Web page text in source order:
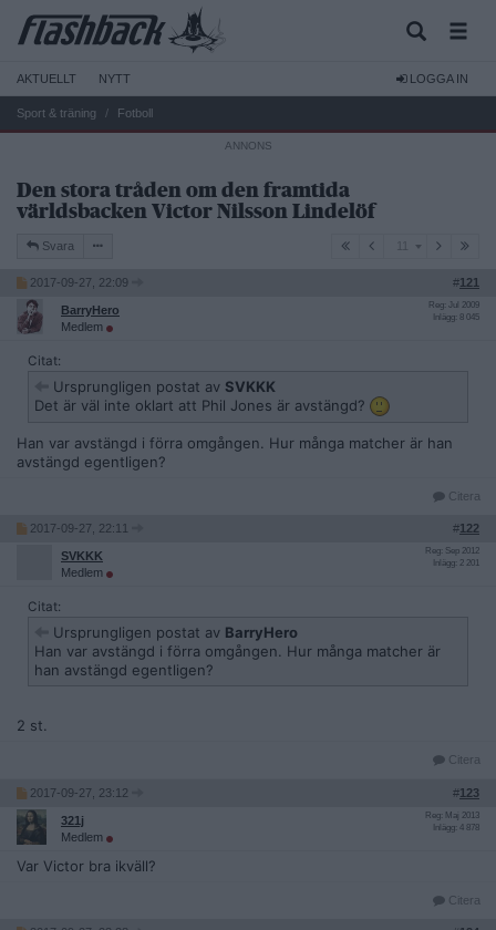
AKTUELLT NYTT LOGGA IN
Sport & träning Fotboll
Den stora tråden om den framtida
världsbacken Victor Nilsson Lindelöf
Svara
2017-09-27, 22:09 #121
BarryHero
Medlem
Reg: Jul 2009
Inlägg: 8 045
Citat:
Ursprungligen postat av SVKKK
Det är väl inte oklart att Phil Jones är avstängd?
Han var avstängd i förra omgången. Hur många matcher är han
avstängd egentligen?
Citera
2017-09-27, 22:11 #122
SVKKK
Medlem
Reg: Sep 2012
Inlägg: 2 201
Citat:
Ursprungligen postat av BarryHero
Han var avstängd i förra omgången. Hur många matcher är
han avstängd egentligen?
2 st.
Citera
2017-09-27, 23:12 #123
321j
Medlem
Reg: Maj 2013
Inlägg: 4 878
Var Victor bra ikväll?
Citera